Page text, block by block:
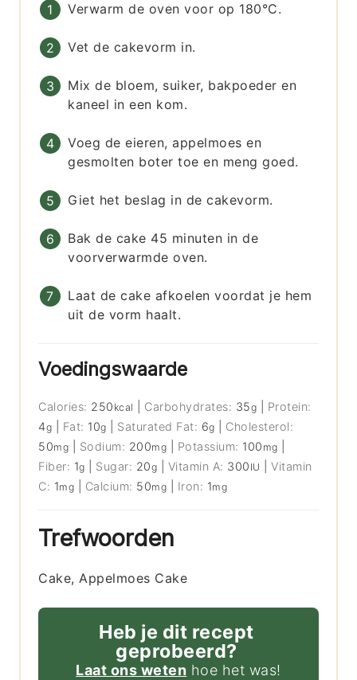
Verwarm de oven voor op 180°C.
Vet de cakevorm in.
Mix de bloem, suiker, bakpoeder en
kaneel in een kom.
Voeg de eieren, appelmoes en
gesmolten boter toe en meng goed.
Giet het beslag in de cakevorm.
Bak de cake 45 minuten in de
voorverwarmde oven.
Laat de cake afkoelen voordat je hem
uit de vorm haalt.
Voedingswaarde
Calories: 250 kcal Carbohydrates: 35g
Protein:
4g Fat: 10g Saturated Fat: 6g
Cholesterol:
50mg Sodium: 200mg Potassium: 100 mg
Fiber: 1g Sugar: 20g Vitamin A: 300 IU |Vitamin
C: 1mg Calcium: 50mg Iron: 1mg
Trefwoorden
Cake, Appelmoes Cake
Heb je dit recept
geprobeerd?
Laat ons weten hoe het was!